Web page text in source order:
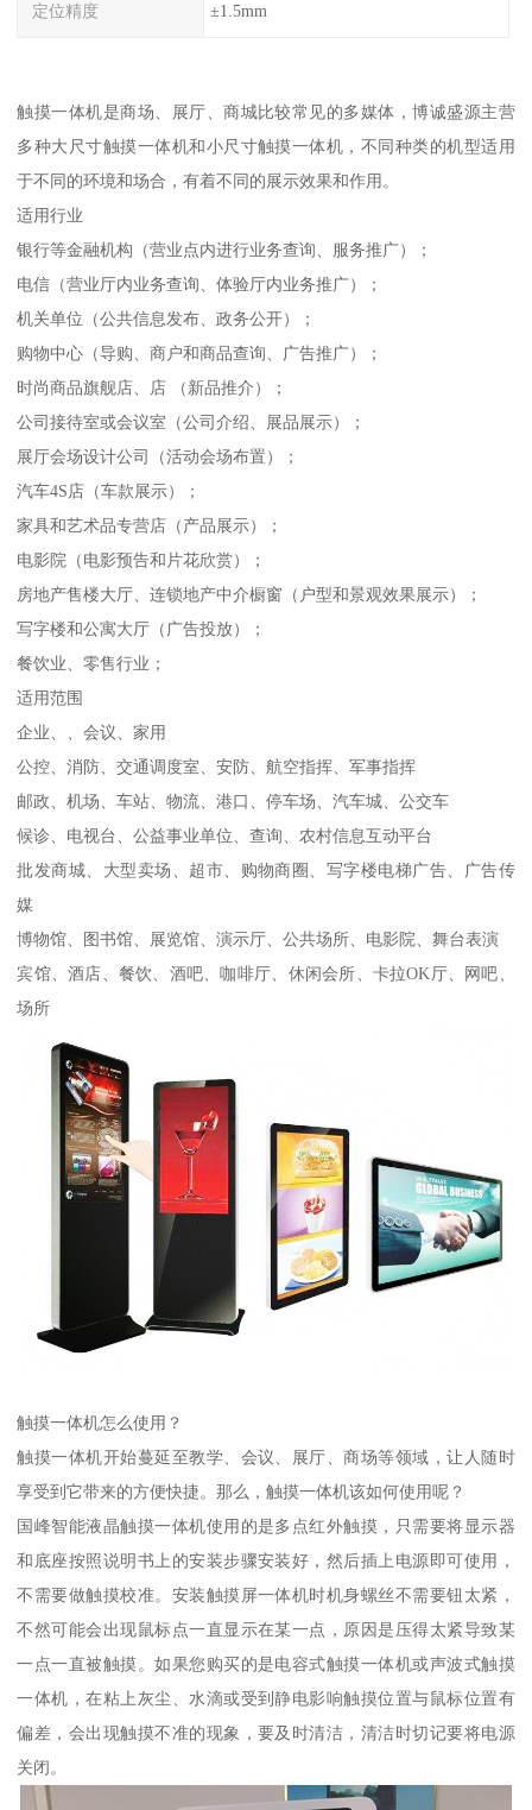
定位精度 ±1.5mm
触摸一体机是商场、展厅、商城比较常见的多媒体，博诚盛源主营
多种大尺寸触摸一体机和小尺寸触摸一体机，不同种类的机型适用
于不同的环境和场合，有着不同的展示效果和作用。
适用行业
银行等金融机构（营业点内进行业务查询、服务推广）；
电信（营业厅内业务查询、体验厅内业务推广）；
机关单位（公共信息发布、政务公开）；
购物中心（导购、商户和商品查询、广告推广）；
时尚商品旗舰店、店 （新品推介）；
公司接待室或会议室（公司介绍、展品展示）；
展厅会场设计公司（活动会场布置）；
汽车4S店（车款展示）；
家具和艺术品专营店（产品展示）；
电影院（电影预告和片花欣赏）；
房地产售楼大厅、连锁地产中介橱窗（户型和景观效果展示）；
写字楼和公寓大厅（广告投放）；
餐饮业、零售行业；
适用范围
企业、、会议、家用
公控、消防、交通调度室、安防、航空指挥、军事指挥
邮政、机场、车站、物流、港口、停车场、汽车城、公交车
候诊、电视台、公益事业单位、查询、农村信息互动平台
批发商城、大型卖场、超市、购物商圈、写字楼电梯广告、广告传
媒
博物馆、图书馆、展览馆、演示厅、公共场所、电影院、舞台表演
宾馆、酒店、餐饮、酒吧、咖啡厅、休闲会所、卡拉OK厅、网吧、
场所
触摸一体机怎么使用？
触摸一体机开始蔓延至教学、会议、展厅、商场等领域，让人随时
享受到它带来的方便快捷。那么，触摸一体机该如何使用呢？
国峰智能液晶触摸一体机使用的是多点红外触摸，只需要将显示器
和底座按照说明书上的安装步骤安装好，然后插上电源即可使用，
不需要做触摸校准。安装触摸屏一体机时机身螺丝不需要钮太紧，
不然可能会出现鼠标点一直显示在某一点，原因是压得太紧导致某
一点一直被触摸。如果您购买的是电容式触摸一体机或声波式触摸
一体机，在粘上灰尘、水滴或受到静电影响触摸位置与鼠标位置有
偏差，会出现触摸不准的现象，要及时清洁，清洁时切记要将电源
关闭。